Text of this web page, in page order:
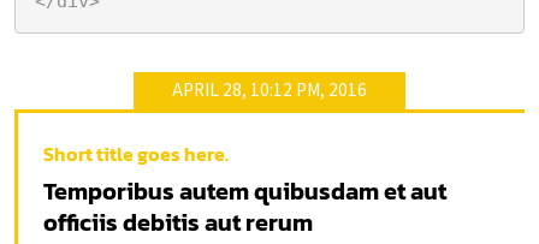
APRIL 28, 10:12 PM, 2016
Short title goes here.
Temporibus autem quibusdam et aut
officiis debitis aut rerum